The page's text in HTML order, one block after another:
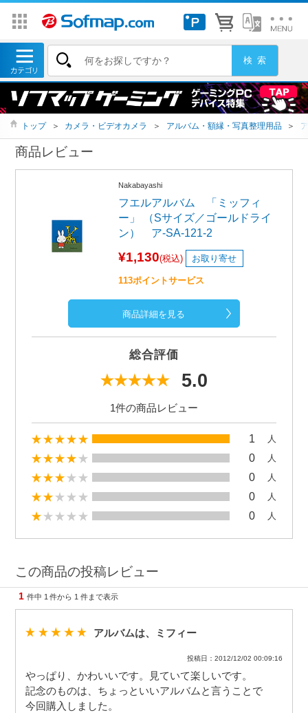
トップ ＞ カメラ・ビデオカメラ ＞ アルバム・額縁・写真整理用品 ＞
商品レビュー
Nakabayashi
フエルアルバム 「ミッフィ
ー」 （Sサイズ／ゴールドライ
ン） ア-SA-121-2
¥1,130(税込) お取り寄せ
113ポイントサービス
商品詳細を見る
総合評価
5.0
1件の商品レビュー
1 人
0 人
0 人
0 人
0 人
この商品の投稿レビュー
1 件中 1 件から 1 件まで表示
アルバムは、ミフィー
投稿日：2012/12/02 00:09:16
やっぱり、かわいいです。見ていて楽しいです。
記念のものは、ちょっといいアルバムと言うことで
今回購入しました。